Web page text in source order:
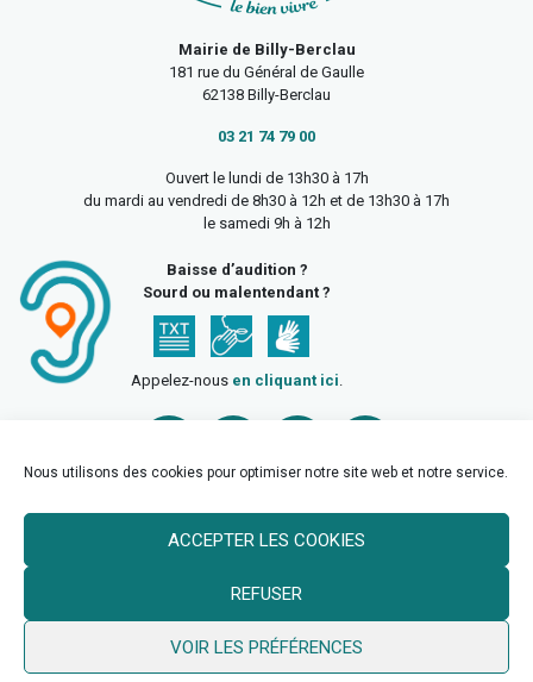
Nous utilisons des cookies pour optimiser notre site web et notre service.
ACCEPTER LES COOKIES
REFUSER
VOIR LES PRÉFÉRENCES
Mairie de Billy-Berclau
181 rue du Général de Gaulle
62138 Billy-Berclau
03 21 74 79 00
Ouvert le lundi de 13h30 à 17h
du mardi au vendredi de 8h30 à 12h et de 13h30 à 17h
le samedi 9h à 12h
Baisse d’audition ?
Sourd ou malentendant ?
Appelez-nous en cliquant ici.
© 2026 Ville de Billy Berclau —neoweb.fr